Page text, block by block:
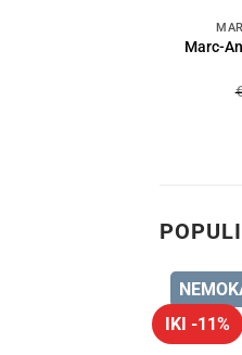
Marc-
IKI -11%